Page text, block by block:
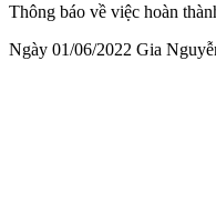
Thông báo về việc hoàn
Ngày 01/06/2022 Gia